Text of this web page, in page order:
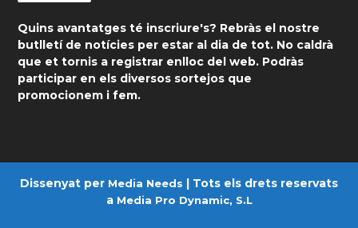
Quins avantatges té inscriure's? Rebràs el nostre
butlletí de notícies per estar al dia de tot. No caldrà
que et tornis a registrar enlloc del web. Podràs
participar en els diversos sortejos que
promocionem i fem.
Dissenyat per Media Needs | Tots els drets reservats
a Media Pro Dynamic, S.L